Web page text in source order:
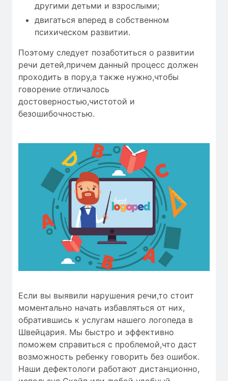
другими детьми и взрослыми;
двигаться вперед в собственном
психическом развитии.
Поэтому следует позаботиться о развитии
речи детей,причем данный процесс должен
проходить в пору,а также нужно,чтобы
говорение отличалось
достоверностью,чистотой и
безошибочностью.
Если вы выявили нарушения речи,то стоит
моментально начать избавляться от них,
обратившись к услугам нашего логопеда в
Швейцария. Мы быстро и эффективно
поможем справиться с проблемой,что даст
возможность ребенку говорить без ошибок.
Наши дефектологи работают дистанционно,